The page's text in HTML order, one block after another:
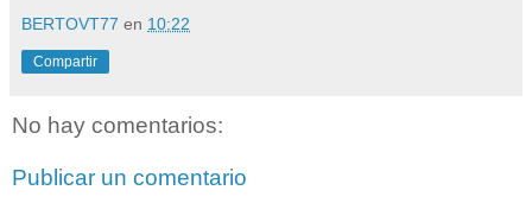
BERTOVT77 en 10:22
Compartir
No hay comentarios:
Publicar un comentario